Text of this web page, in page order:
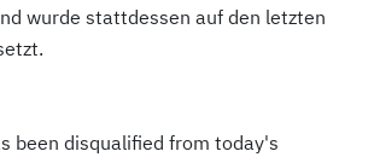
wurde stattdessen auf den letzten
been disqualified from today's